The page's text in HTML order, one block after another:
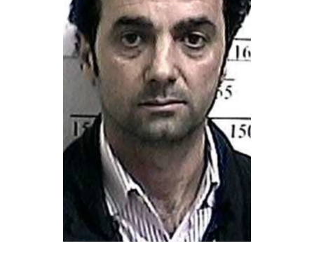
LACITYMAG.IT
ILREGGINO.IT
COSENZACHANNEL.IT
CATANZAROCHANNEL.IT
LACAPITALENEWS.IT